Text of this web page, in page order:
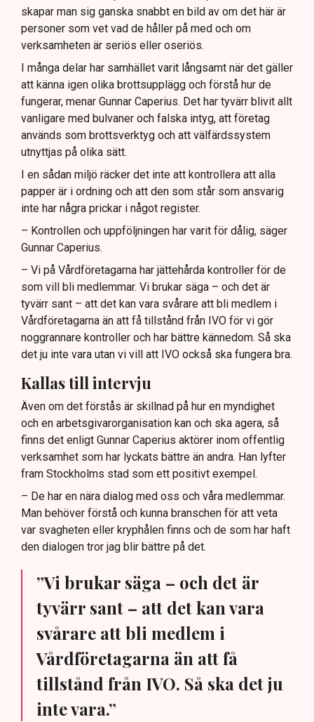
skapar man sig ganska snabbt en bild av om det här är
personer som vet vad de håller på med och om
verksamheten är seriös eller oseriös.
I många delar har samhället varit långsamt när det gäller
att känna igen olika brottsupplägg och förstå hur de
fungerar, menar Gunnar Caperius. Det har tyvärr blivit allt
vanligare med bulvaner och falska intyg, att företag
används som brottsverktyg och att välfärdssystem
utnyttjas på olika sätt.
I en sådan miljö räcker det inte att kontrollera att alla
papper är i ordning och att den som står som ansvarig
inte har några prickar i något register.
– Kontrollen och uppföljningen har varit för dålig, säger
Gunnar Caperius.
– Vi på Vårdföretagarna har jättehårda kontroller för de
som vill bli medlemmar. Vi brukar säga – och det är
tyvärr sant – att det kan vara svårare att bli medlem i
Vårdföretagarna än att få tillstånd från IVO för vi gör
noggrannare kontroller och har bättre kännedom. Så ska
det ju inte vara utan vi vill att IVO också ska fungera bra.
Kallas till intervju
Även om det förstås är skillnad på hur en myndighet
och en arbetsgivarorganisation kan och ska agera, så
finns det enligt Gunnar Caperius aktörer inom offentlig
verksamhet som har lyckats bättre än andra. Han lyfter
fram Stockholms stad som ett positivt exempel.
– De har en nära dialog med oss och våra medlemmar.
Man behöver förstå och kunna branschen för att veta
var svagheten eller kryphålen finns och de som har haft
den dialogen tror jag blir bättre på det.
”Vi brukar säga – och det är
tyvärr sant – att det kan vara
svårare att bli medlem i
Vårdföretagarna än att få
tillstånd från IVO. Så ska det ju
inte vara.”